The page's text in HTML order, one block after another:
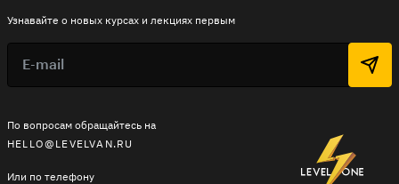
По вопросам обращайтесь на
HELLO@LEVELVAN.RU
Или по телефону
Узнавайте о новых курсах и лекциях первым